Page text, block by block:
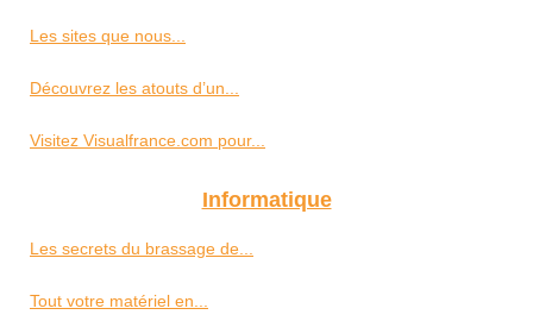
Les sites que nous...
Découvrez les atouts d’un...
Visitez Visualfrance.com pour...
Informatique
Les secrets du brassage de...
Tout votre matériel en...